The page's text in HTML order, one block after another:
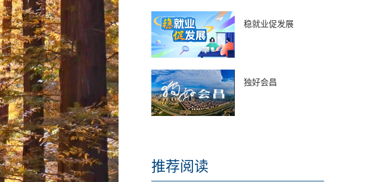
稳就业促发展
独好会昌
推荐阅读